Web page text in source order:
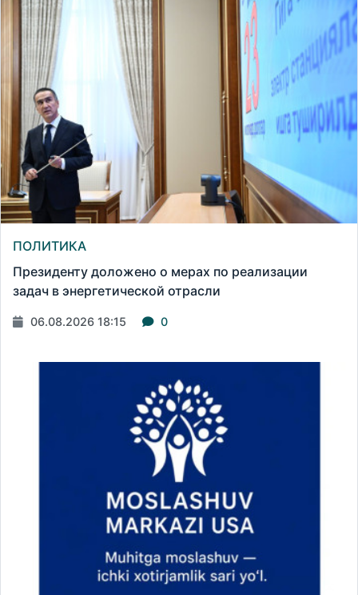
ПОЛИТИКА
Президенту доложено о мерах по реализации
задач в энергетической отрасли
06.08.2026 18:15 0